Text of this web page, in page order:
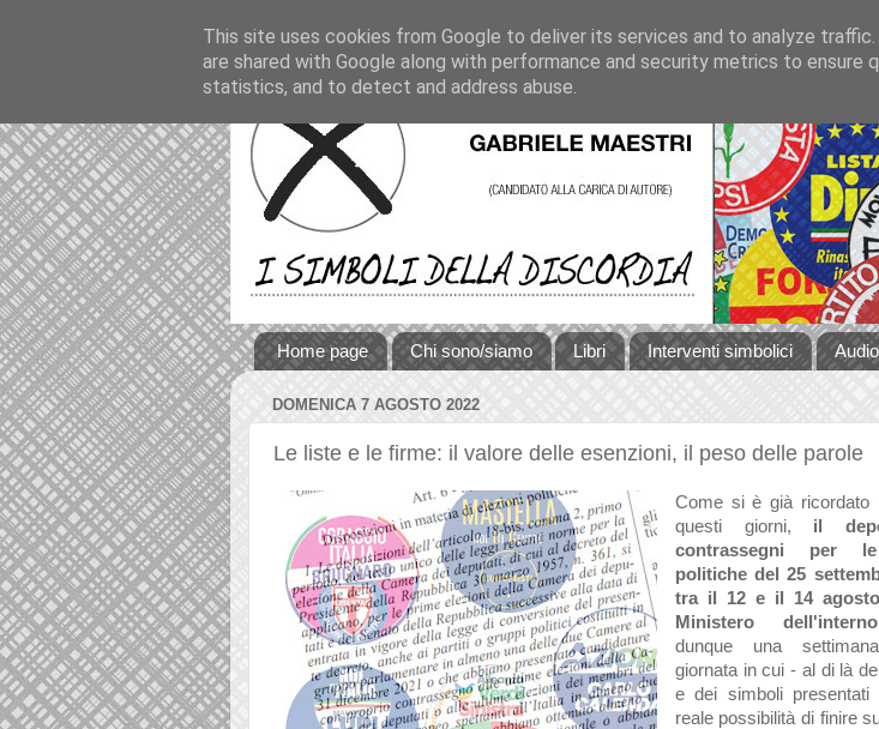
Home page Chi sono/siamo Libri Interventi simbolici
DOMENICA 7 AGOSTO 2022
Le liste e le firme: il valore delle esenzioni, il peso delle parole
Come si è già ricordato
questi giorni, il
contrassegni per
politiche del 25
tra il 12 e il 14
Ministero dell'interno
dunque una
giornata in cui - al di là
e dei simboli presentati
reale possibilità di finire
This site uses cookies from Google to deliver its services and to analyze traffic.
are shared with Google along with performance and security metrics to ensure
statistics, and to detect and address abuse.